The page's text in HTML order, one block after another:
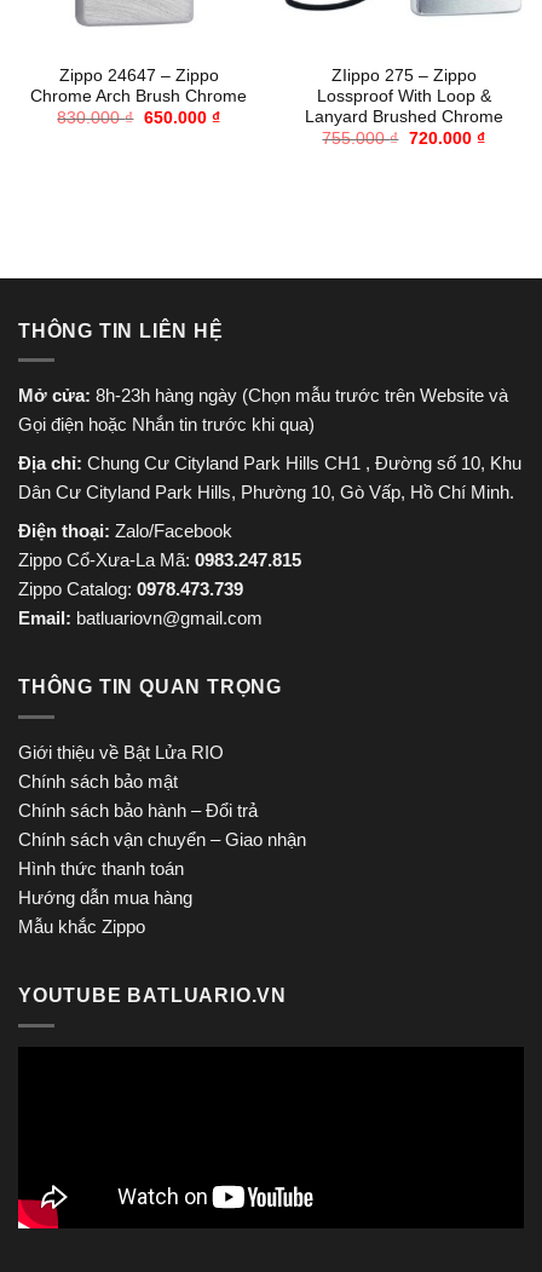
Zippo 24647 – Zippo
Chrome Arch Brush Chrome
830.000₫ Giá
650.000 ₫Giá
ZIippo 275 – Zippo
Lossproof With Loop &
Lanyard Brushed Chrome
755.000₫ Giá
720.000 ₫Giá
THÔNG TIN LIÊN HỆ
Mở cửa: 8h-23h hàng ngày (Chọn mẫu trước trên Website và
Gọi điện hoặc Nhắn tin trước khi qua)
Địa chỉ: Chung Cư Cityland Park Hills CH1 , Đường số 10, Khu
Dân Cư Cityland Park Hills, Phường 10, Gò Vấp, Hồ Chí Minh.
Điện thoại: Zalo/Facebook
Zippo Cổ-Xưa-La Mã: 0983.247.815
Zippo Catalog: 0978.473.739
Email: batluariovn@gmail.com
THÔNG TIN QUAN TRỌNG
Giới thiệu về Bật Lửa RIO
Chính sách bảo mật
Chính sách bảo hành – Đổi trả
Chính sách vận chuyển – Giao nhận
Hình thức thanh toán
Hướng dẫn mua hàng
Mẫu khắc Zippo
YOUTUBE BATLUARIO.VN